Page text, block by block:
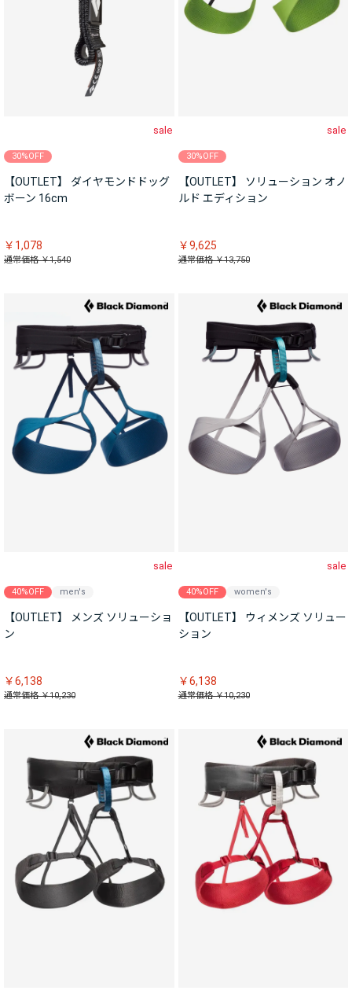
sale
30%OFF
【OUTLET】 ダイヤモンドドッグ
ボーン 16cm
￥1,078
通常価格 ￥1,540
sale
30%OFF
【OUTLET】 ソリューション オノ
ルド エディション
￥9,625
通常価格 ￥13,750
sale
40%OFF men's
【OUTLET】 メンズ ソリューショ
ン
￥6,138
通常価格 ￥10,230
sale
40%OFF women's
【OUTLET】 ウィメンズ ソリュー
ション
￥6,138
通常価格 ￥10,230